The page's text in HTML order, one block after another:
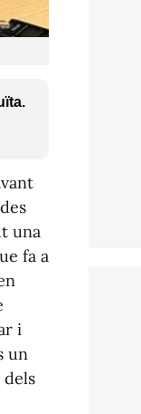
una
fa a
i
un
dels